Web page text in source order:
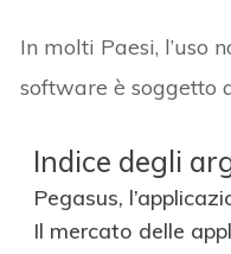
In molti Paesi, l’uso
software è soggetto
Indice degli
Pegasus,
Il mercato delle